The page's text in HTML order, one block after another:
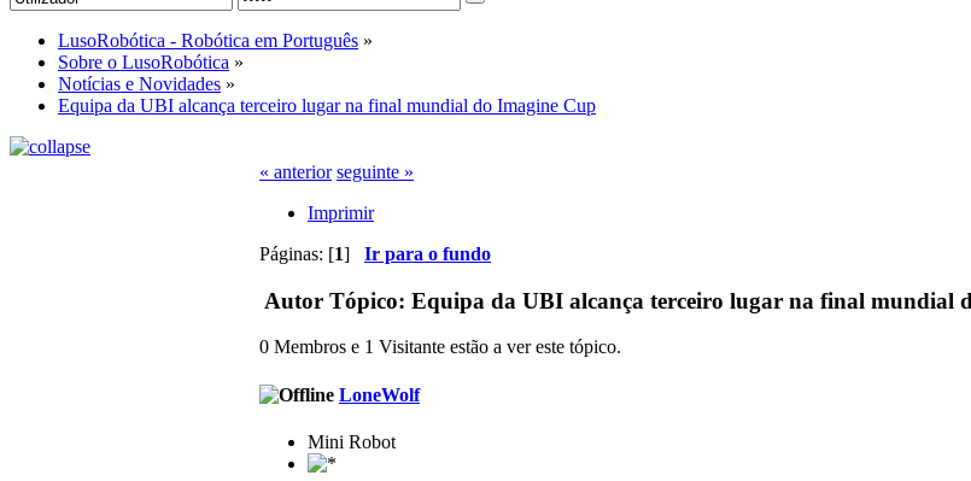
LusoRobótica - Robótica em Português »
Sobre o LusoRobótica »
Notícias e Novidades »
Equipa da UBI alcança terceiro lugar na final mundial do Imagine Cup
« anterior seguinte »
Imprimir
Páginas: [1] Ir para o fundo
Autor Tópico: Equipa da UBI alcança terceiro lugar na final mundial
0 Membros e 1 Visitante estão a ver este tópico.
LoneWolf
Mini Robot